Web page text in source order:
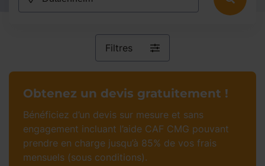
Filtres
Obtenez un devis gratuitement !
Bénéficiez d’un devis sur mesure et sans
engagement incluant l’aide CAF CMG pouvant
prendre en charge jusqu’à 85% de vos frais
mensuels (sous conditions).